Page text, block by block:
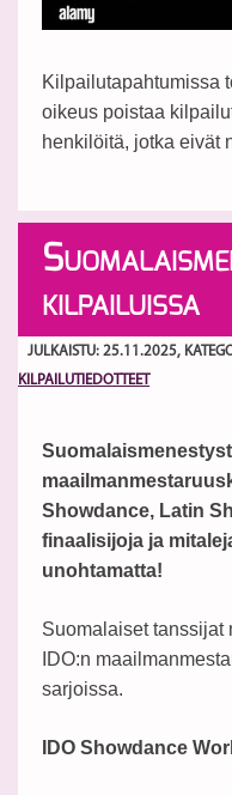
Kilpailutapahtumissa
oikeus poistaa
henkilöitä, jotka eivät
S
KILPAILUISSA
JULKAISTU: 25.11.2025,
KILPAILUTIEDOTTEET
Showdance, Latin
finaalisijoja ja
unohtamatta!
Suomalaiset tanssijat
IDO:n
sarjoissa.
IDO Showdance